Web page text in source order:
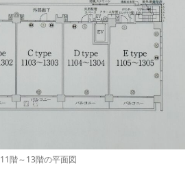
11階～13階の平面図